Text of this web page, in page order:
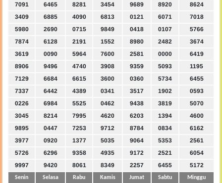
7091
6465 8281 3454 9689 8920
8624
3409
6885 4090 6813 0121 6071
7018
5980
2690 0715 9849 0418 0107
5766
7874
6128 2191 1552 8980 2482
3674
3619
0090 5964 7600 2581 0000
6419
8906
9496 4740 3908 9359 5093
1195
7129
6684 6615 3600 0360 5734
6455
7337
6442 4389 0341 3517 1902
0593
0226
6984 5525 0462 9438 3819
5070
3045
8214 7995 4620 6203 1394
4600
9895
0447 7253 9712 8784 0834
6162
3977
0920 1377 5035 9064 5353
2561
5726
6296 9358 4935 9172 2521
6054
9997
9420 8061 8349 2257 6455 5172
Senin Selasa Rabu Kamis Jumat Sabtu Minggu